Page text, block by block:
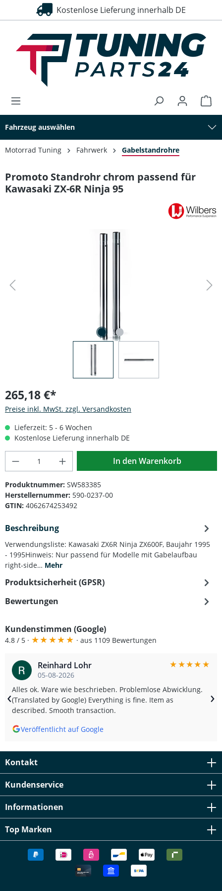
springen Kostenlose Lieferung innerhalb DE
Fahrzeug auswählen
Motorrad Tuning Fahrwerk Gabelstandrohre
Promoto Standrohr chrom passend für
Kawasaki ZX-6R Ninja 95
265,18 €*
Preise inkl. MwSt. zzgl. Versandkosten
Lieferzeit: 5 - 6 Wochen
Kostenlose Lieferung innerhalb DE
Produkt Anzahl: Gib den gewünschten
In den Warenkorb
Produktnummer: SW583385
Herstellernummer: 590-0237-00
GTIN: 4062674253492
Beschreibung
Verwendungsliste: Kawasaki ZX6R Ninja ZX600F, Baujahr 1995
- 1995Hinweis: Nur passend für Modelle mit Gabelaufbau
right-side… Mehr
Produktsicherheit (GPSR)
Bewertungen
Kundenstimmen (Google)
4.8 / 5 · ★★★★★ · aus 1109 Bewertungen
Reinhard Lohr
05-08-2026
★★★★★
Alles ok. Ware wie beschrieben. Problemlose Abwicklung.
(Translated by Google) Everything is fine. Item as
described. Smooth transaction.
Veröffentlicht auf Google
‹ ›
Kontakt
Kundenservice
Informationen
Top Marken